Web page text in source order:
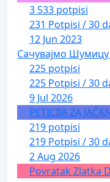
3 533 potpisi
231 Potpisi / 30
12 Jun 2023
Сачувајмо
225 potpisi
225 Potpisi / 30
9 Jul 2026
PETICIJA ZA
219 potpisi
219 Potpisi / 30
2 Aug 2026
Povratak Zlatka